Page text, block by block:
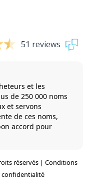
51 reviews
et les
de 250 000 noms
et servons
de ces noms,
accord pour
réservés | Conditions
confidentialité